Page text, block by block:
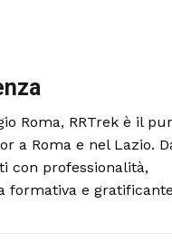
Roma, RRTrek è il
a Roma e nel Lazio.
con professionalità,
formativa e